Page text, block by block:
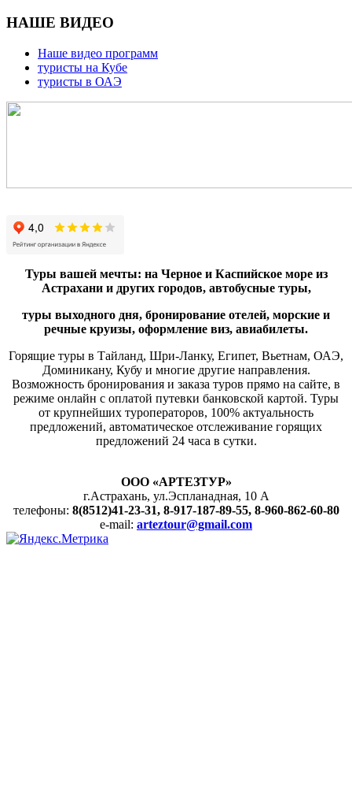
НАШЕ ВИДЕО
Наше видео программ
туристы на Кубе
туристы в ОАЭ
Туры вашей мечты: на Черное и Каспийское море из
Астрахани и других городов, автобусные туры,
туры выходного дня, бронирование отелей, морские и
речные круизы, оформление виз, авиабилеты.
Горящие туры в Тайланд, Шри-Ланку, Египет, Вьетнам, ОАЭ,
Доминикану, Кубу и многие другие направления.
Возможность бронирования и заказа туров прямо на сайте, в
режиме онлайн с оплатой путевки банковской картой. Туры
от крупнейших туроператоров, 100% актуальность
предложений, автоматическое отслеживание горящих
предложений 24 часа в сутки.
ООО «АРТЕЗТУР»
г.Астрахань, ул.Эспланадная, 10 А
телефоны: 8(8512)41-23-31, 8-917-187-89-55, 8-960-862-60-80
e-mail: arteztour@gmail.com